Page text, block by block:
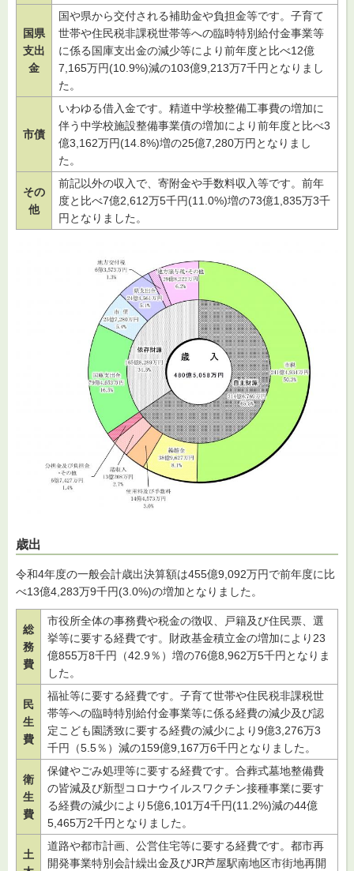
国県
支出
金
国や県から交付される補助金や負担金等です。子育て
世帯や住民税非課税世帯等への臨時特別給付金事業等
に係る国庫支出金の減少等により前年度と比べ12億
7,165万円(10.9%)減の103億9,213万7千円となりまし
た。
市債
いわゆる借入金です。精道中学校整備工事費の増加に
伴う中学校施設整備事業債の増加により前年度と比べ3
億3,162万円(14.8%)増の25億7,280万円となりまし
た。
その
他
前記以外の収入で、寄附金や手数料収入等です。前年
度と比べ7億2,612万5千円(11.0%)増の73億1,835万3千
円となりました。
歳出
令和4年度の一般会計歳出決算額は455億9,092万円で前年度に比
べ13億4,283万9千円(3.0%)の増加となりました。
総
務
費
市役所全体の事務費や税金の徴収、戸籍及び住民票、選
挙等に要する経費です。財政基金積立金の増加により23
億855万8千円（42.9％）増の76億8,962万5千円となりま
した。
民
生
費
福祉等に要する経費です。子育て世帯や住民税非課税世
帯等への臨時特別給付金事業等に係る経費の減少及び認
定こども園誘致に要する経費の減少により9億3,276万3
千円（5.5％）減の159億9,167万6千円となりました。
衛
生
費
保健やごみ処理等に要する経費です。合葬式墓地整備費
の皆減及び新型コロナウイルスワクチン接種事業に要す
る経費の減少により5億6,101万4千円(11.2%)減の44億
5,465万2千円となりました。
土
道路や都市計画、公営住宅等に要する経費です。都市再
開発事業特別会計繰出金及びJR芦屋駅南地区市街地再開